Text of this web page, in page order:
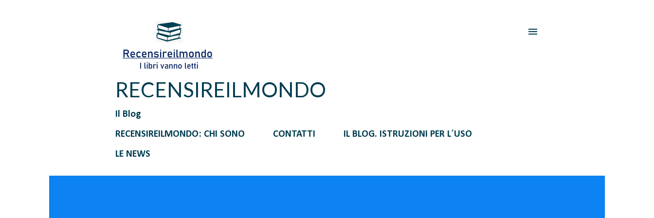
RECENSIREILMONDO
Il Blog
RECENSIREILMONDO: CHI SONO CONTATTI IL BLOG. ISTRUZIONI PER L´USO
LE NEWS